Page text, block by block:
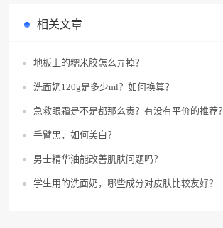
相关文章
地板上的糯米胶怎么弄掉？
洗面奶120g是多少ml？如何换算？
急救眼霜是不是都那么贵？有没有平价的推荐？
手臂黑，如何美白？
男士精华油能改善肌肤问题吗？
学生用的洗面奶，哪些成分对皮肤比较友好？